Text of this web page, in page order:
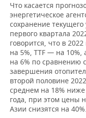
Что касается
энергетическое
сохранение
первого квартала
говорится, что в
на 5%, TTF — на
на 6% по сравнению
завершения
второй половине
среднем на 18% ниже
года, при этом цены
Азии снизятся на 40%.